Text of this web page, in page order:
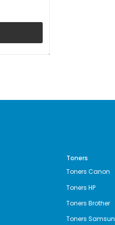
Toners
Toners Canon
Toners HP
Toners Brother
Toners